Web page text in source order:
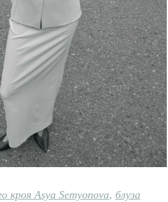
кроя Asya Semyonova, блуза